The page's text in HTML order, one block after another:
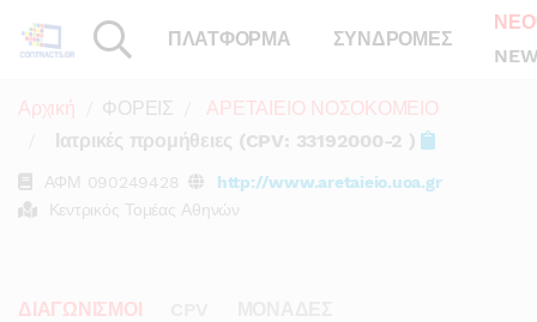
ΠΛΑΤΦΟΡΜΑ ΣΥΝΔΡΟΜΕΣ
Αρχική ΦΟΡΕΙΣ
ΑΡΕΤΑΙΕΙΟ ΝΟΣΟΚΟΜΕΙΟ
Ιατρικές προμήθειες (CPV: 33192000-2 )
ΑΦΜ 090249428
http://www.aretaieio.uoa.gr
Κεντρικός Τομέας Αθηνών
ΔΙΑΓΩΝΙΣΜΟΙ